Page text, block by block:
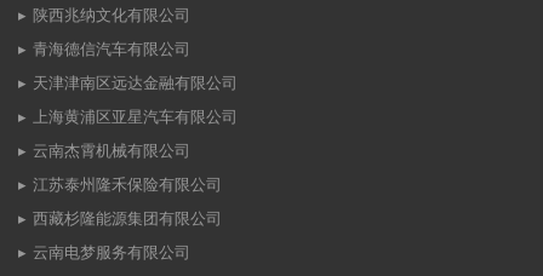
陕西兆纳文化有限公司
青海德信汽车有限公司
天津津南区远达金融有限公司
上海黄浦区亚星汽车有限公司
云南杰霄机械有限公司
江苏泰州隆禾保险有限公司
西藏杉隆能源集团有限公司
云南电梦服务有限公司